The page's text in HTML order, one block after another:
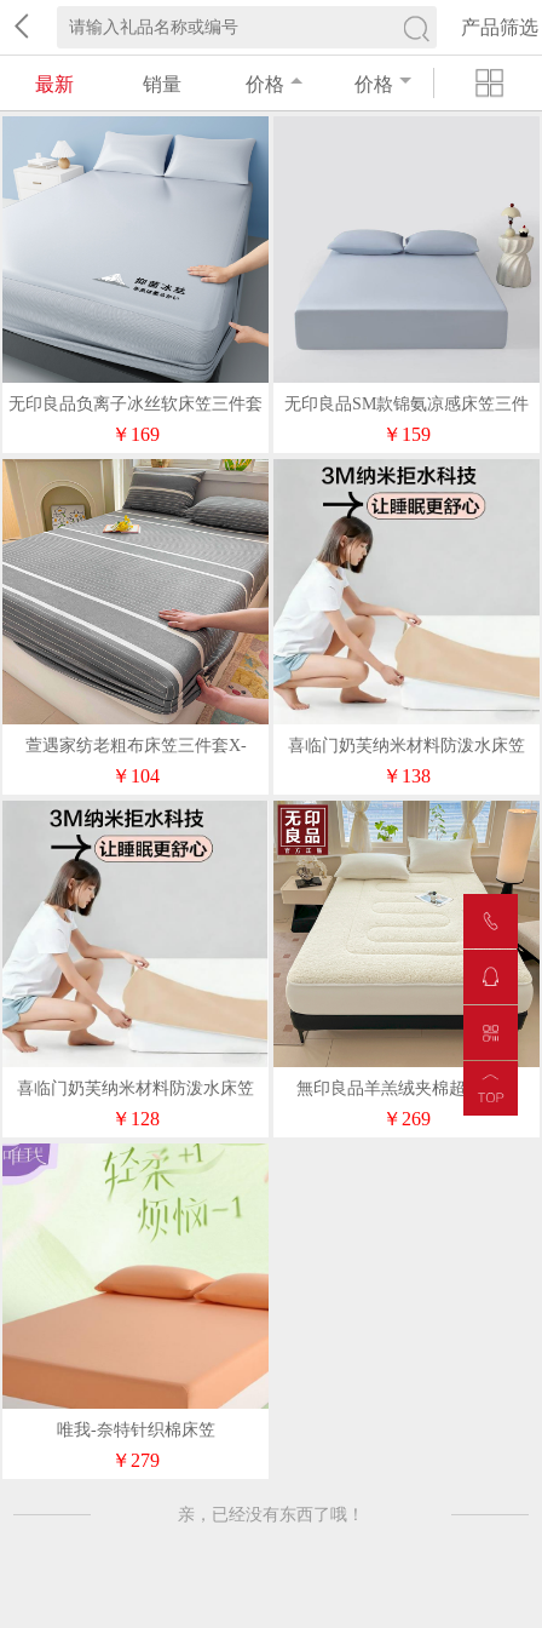
产品筛选
最新 销量 价格 价格
无印良品负离子冰丝软床笠三件套
MJ-Q2026-0381
￥169
无印良品SM款锦氨凉感床笠三件
套MJ-Q2026-0383
￥159
萱遇家纺老粗布床笠三件套X-
L2928
￥104
喜临门奶芙纳米材料防泼水床笠
（180*200）
￥138
喜临门奶芙纳米材料防泼水床笠
（150*200）
￥128
無印良品羊羔绒夹棉超柔床笠
WYLP-XL6057
￥269
唯我-奈特针织棉床笠
￥279
亲，已经没有东西了哦！